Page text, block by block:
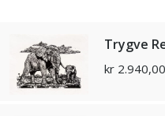
Trygve
kr 2.940,00